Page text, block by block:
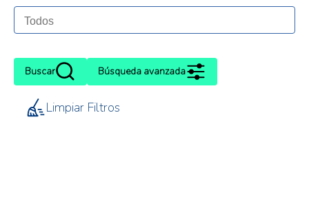
Buscar Búsqueda avanzada
Limpiar Filtros